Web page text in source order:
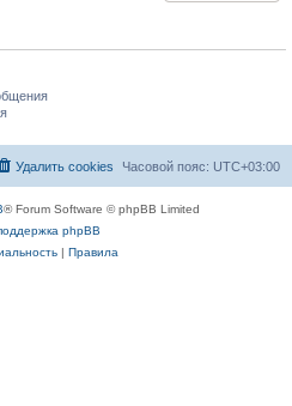
Часовой пояс: UTC+03:00
Удалить cookies
® Forum Software © phpBB Limited
phpBB
| Правила